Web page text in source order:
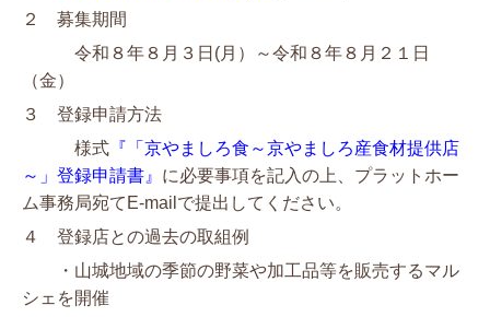
２ 募集期間
令和８年８月３日(月）～令和８年８月２１日
（金）
３ 登録申請方法
様式 『「京やましろ食～京やましろ産食材提供店
～」登録申請書』 に必要事項を記入の上、プラットホー
ム事務局宛てE-mailで提出してください。
４ 登録店との過去の取組例
・山城地域の季節の野菜や加工品等を販売するマル
シェを開催